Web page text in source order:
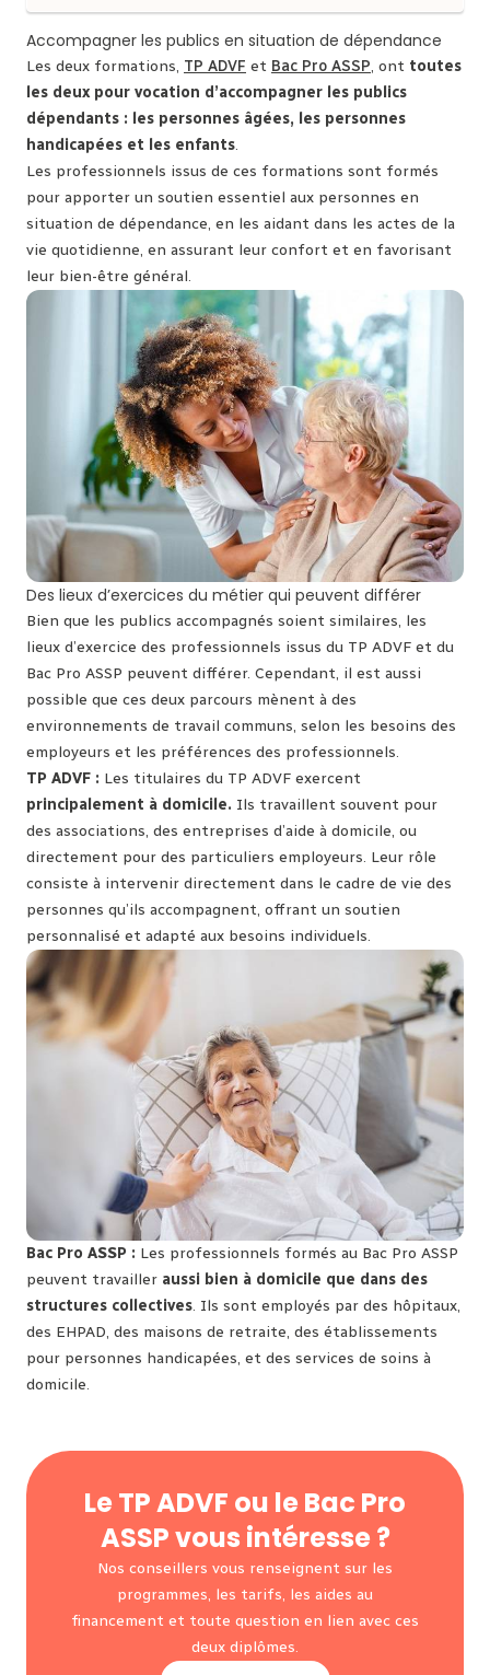
Accompagner les publics en situation de dépendance
Les deux formations, TP ADVF et Bac Pro ASSP, ont toutes
les deux pour vocation d’accompagner les publics
dépendants : les personnes âgées, les personnes
handicapées et les enfants.
Les professionnels issus de ces formations sont formés
pour apporter un soutien essentiel aux personnes en
situation de dépendance, en les aidant dans les actes de la
vie quotidienne, en assurant leur confort et en favorisant
leur bien-être général.
Des lieux d’exercices du métier qui peuvent différer
Bien que les publics accompagnés soient similaires, les
lieux d’exercice des professionnels issus du TP ADVF et du
Bac Pro ASSP peuvent différer. Cependant, il est aussi
possible que ces deux parcours mènent à des
environnements de travail communs, selon les besoins des
employeurs et les préférences des professionnels.
TP ADVF : Les titulaires du TP ADVF exercent
principalement à domicile. Ils travaillent souvent pour
des associations, des entreprises d’aide à domicile, ou
directement pour des particuliers employeurs. Leur rôle
consiste à intervenir directement dans le cadre de vie des
personnes qu’ils accompagnent, offrant un soutien
personnalisé et adapté aux besoins individuels.
Bac Pro ASSP : Les professionnels formés au Bac Pro ASSP
peuvent travailler aussi bien à domicile que dans des
structures collectives. Ils sont employés par des hôpitaux,
des EHPAD, des maisons de retraite, des établissements
pour personnes handicapées, et des services de soins à
domicile.
Le TP ADVF ou le Bac Pro
ASSP vous intéresse ?
Nos conseillers vous renseignent sur les
programmes, les tarifs, les aides au
financement et toute question en lien avec ces
deux diplômes.